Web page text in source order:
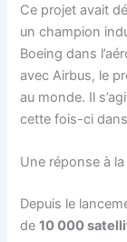
Ce projet avait
un champion
Boeing dans
avec Airbus, le
au monde. Il
cette fois-ci
Une réponse à
Depuis le
de10 000